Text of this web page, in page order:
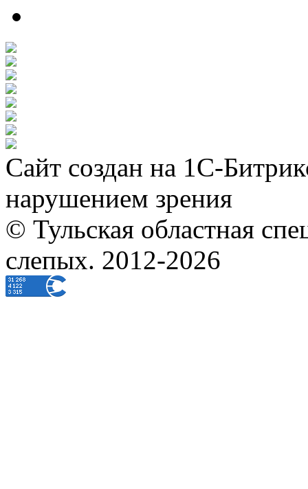
Сайт создан на 1С-
нарушением зрения
© Тульская областная
слепых. 2012-2026